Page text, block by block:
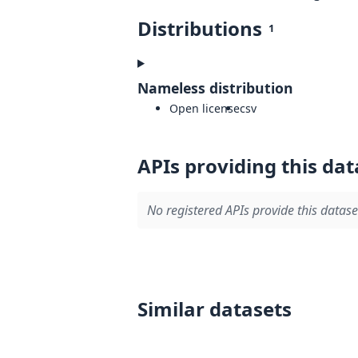
Distributions 1
Nameless distribution
Open licensecsv
APIs providing this
No registered APIs provide this
Similar datasets